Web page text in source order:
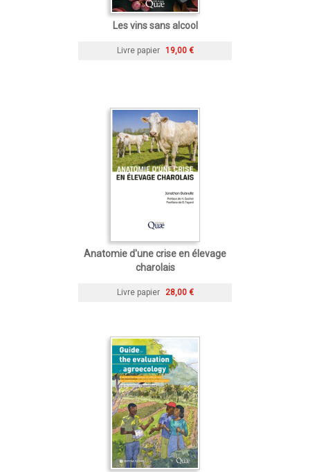
Les vins sans alcool
Livre papier 19,00 €
Anatomie d'une crise en élevage
charolais
Livre papier 28,00 €